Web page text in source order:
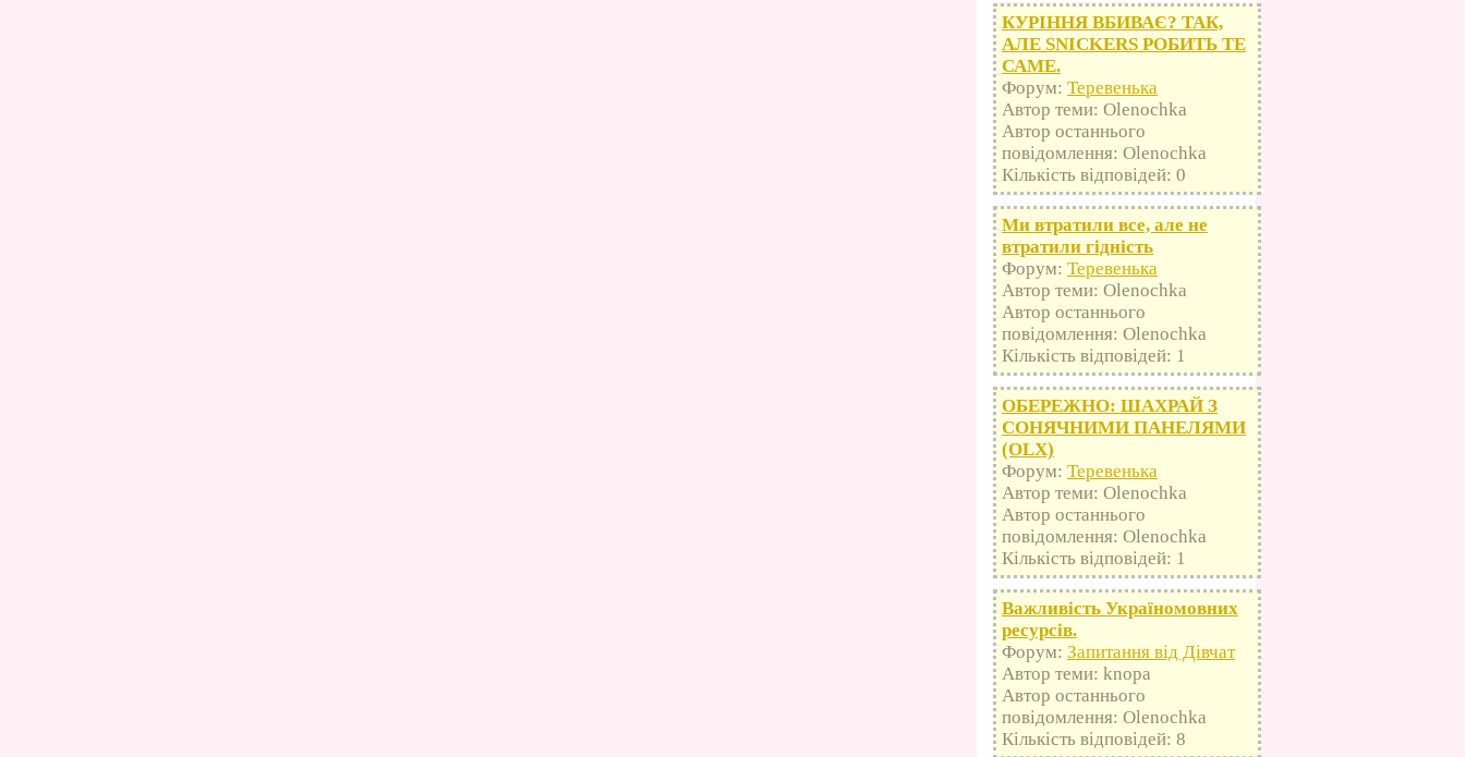
КУРІННЯ ВБИВАЄ? ТАК,
АЛЕ SNICKERS РОБИТЬ ТЕ
САМЕ.
Форум: Теревенька
Автор теми: Olenochka
Автор останнього
повідомлення: Olenochka
Кількість відповідей: 0
Ми втратили все, але не
втратили гідність
Форум: Теревенька
Автор теми: Olenochka
Автор останнього
повідомлення: Olenochka
Кількість відповідей: 1
ОБЕРЕЖНО: ШАХРАЙ З
СОНЯЧНИМИ ПАНЕЛЯМИ
(OLX)
Форум: Теревенька
Автор теми: Olenochka
Автор останнього
повідомлення: Olenochka
Кількість відповідей: 1
Важливість Україномовних
ресурсів.
Форум: Запитання від Дівчат
Автор теми: knopa
Автор останнього
повідомлення: Olenochka
Кількість відповідей: 8